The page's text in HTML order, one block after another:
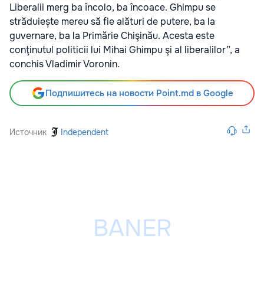
Liberalii merg ba încolo, ba încoace. Ghimpu se
străduiește mereu să fie alături de putere, ba la
guvernare, ba la Primărie Chişinău. Acesta este
conţinutul politicii lui Mihai Ghimpu şi al liberalilor”, a
conchis Vladimir Voronin.
Подпишитесь на новости Point.md в Google
Источник Independent